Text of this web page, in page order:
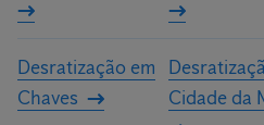
Desratização em
Chaves
Cidade da